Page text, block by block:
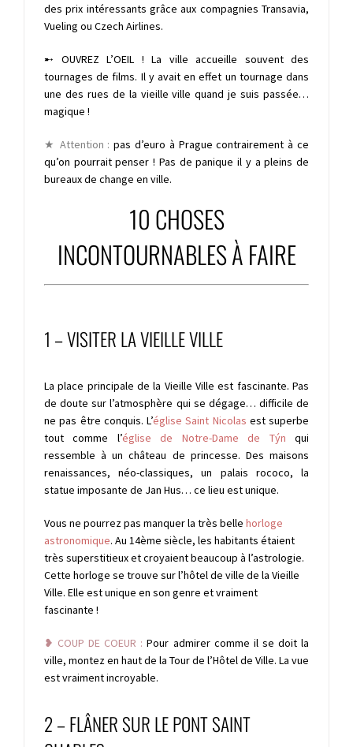
des prix intéressants grâce aux compagnies Transavia,
Vueling ou Czech Airlines.
➸
OUVREZ L’OEIL ! La ville accueille souvent des
tournages de films. Il y avait en effet un tournage dans
une des rues de la vieille ville quand je suis passée…
magique !
★ Attention : pas d’euro à Prague contrairement à ce
qu’on pourrait penser ! Pas de panique il y a pleins de
bureaux de change en ville.
10 CHOSES
INCONTOURNABLES À FAIRE
1 – VISITER LA VIEILLE VILLE
La place principale de la Vieille Ville est fascinante. Pas
de doute sur l’atmosphère qui se dégage… difficile de
ne pas être conquis. L’église Saint Nicolas est superbe
tout comme l’église de Notre-Dame de Týn qui
ressemble à un château de princesse. Des maisons
renaissances, néo-classiques, un palais rococo, la
statue imposante de Jan Hus… ce lieu est unique.
Vous ne pourrez pas manquer la très belle horloge
astronomique. Au 14ème siècle, les habitants étaient
très superstitieux et croyaient beaucoup à l’astrologie.
Cette horloge se trouve sur l’hôtel de ville de la Vieille
Ville. Elle est unique en son genre et vraiment
fascinante !
❥ COUP DE COEUR : Pour admirer comme il se doit la
ville, montez en haut de la Tour de l’Hôtel de Ville. La vue
est vraiment incroyable.
2 – FLÂNER SUR LE PONT SAINT